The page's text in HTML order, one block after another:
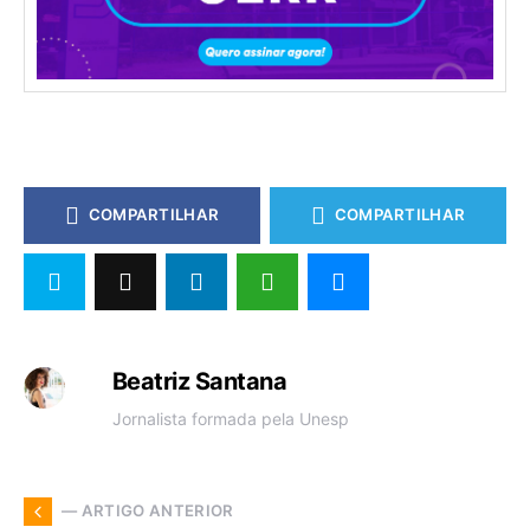
COMPARTILHAR COMPARTILHAR
Beatriz Santana
Jornalista formada pela Unesp
— ARTIGO ANTERIOR